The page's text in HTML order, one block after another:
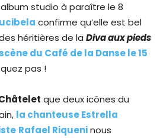
studio à paraître le 8
confirme qu’elle est bel
héritières de la Diva aux pieds
du Café de la Danse le 15
pas !
que deux icônes du
la chanteuse Estrella
Rafael Riqueninous